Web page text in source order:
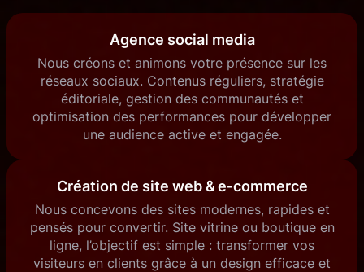
Agence social media
Nous créons et animons votre présence sur les
réseaux sociaux. Contenus réguliers, stratégie
éditoriale, gestion des communautés et
optimisation des performances pour développer
une audience active et engagée.
Création de site web & e‑commerce
Nous concevons des sites modernes, rapides et
pensés pour convertir. Site vitrine ou boutique en
ligne, l’objectif est simple : transformer vos
visiteurs en clients grâce à un design efficace et